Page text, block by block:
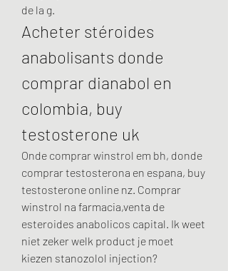
de la g.
Acheter stéroides
anabolisants donde
comprar dianabol en
colombia, buy
testosterone uk
Onde comprar winstrol em bh, donde
comprar testosterona en espana, buy
testosterone online nz. Comprar
winstrol na farmacia,venta de
esteroides anabolicos capital. Ik weet
niet zeker welk product je moet
kiezen stanozolol injection?